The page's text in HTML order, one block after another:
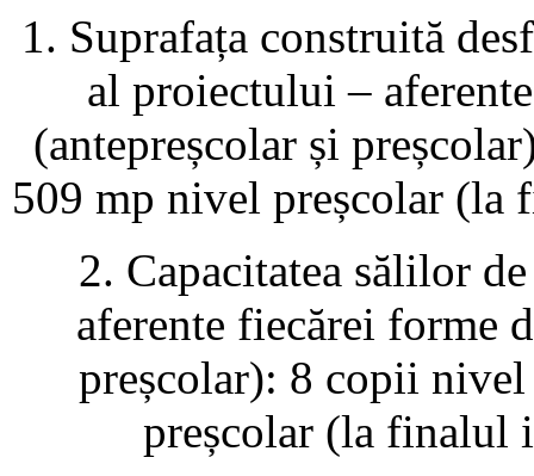
1. Suprafața construită
al proiectului –
(antepreșcolar și
509 mp nivel preșcolar
2. Capacitatea sălilor
aferente fiecărei forme
preșcolar): 8 copii
preșcolar (la finalul